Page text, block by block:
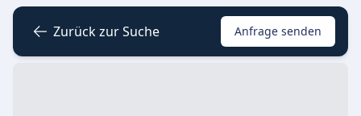
Zurück zur Suche Anfrage senden